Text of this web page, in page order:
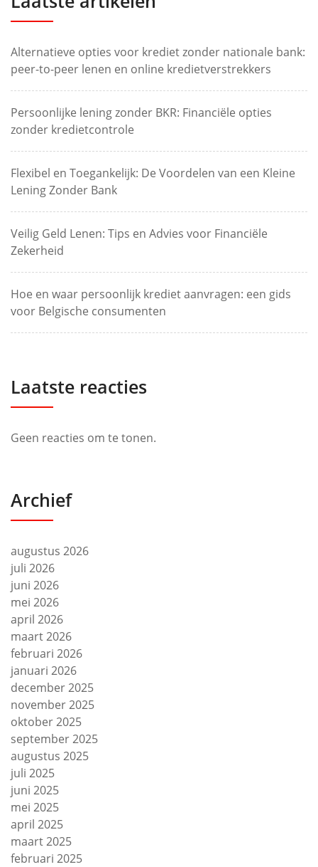
Alternatieve opties voor krediet zonder nationale bank:
peer-to-peer lenen en online kredietverstrekkers
Persoonlijke lening zonder BKR: Financiële opties
zonder kredietcontrole
Flexibel en Toegankelijk: De Voordelen van een Kleine
Lening Zonder Bank
Veilig Geld Lenen: Tips en Advies voor Financiële
Zekerheid
Hoe en waar persoonlijk krediet aanvragen: een gids
voor Belgische consumenten
Laatste reacties
Geen reacties om te tonen.
Archief
augustus 2026
juli 2026
juni 2026
mei 2026
april 2026
maart 2026
februari 2026
januari 2026
december 2025
november 2025
oktober 2025
september 2025
augustus 2025
juli 2025
juni 2025
mei 2025
april 2025
maart 2025
februari 2025